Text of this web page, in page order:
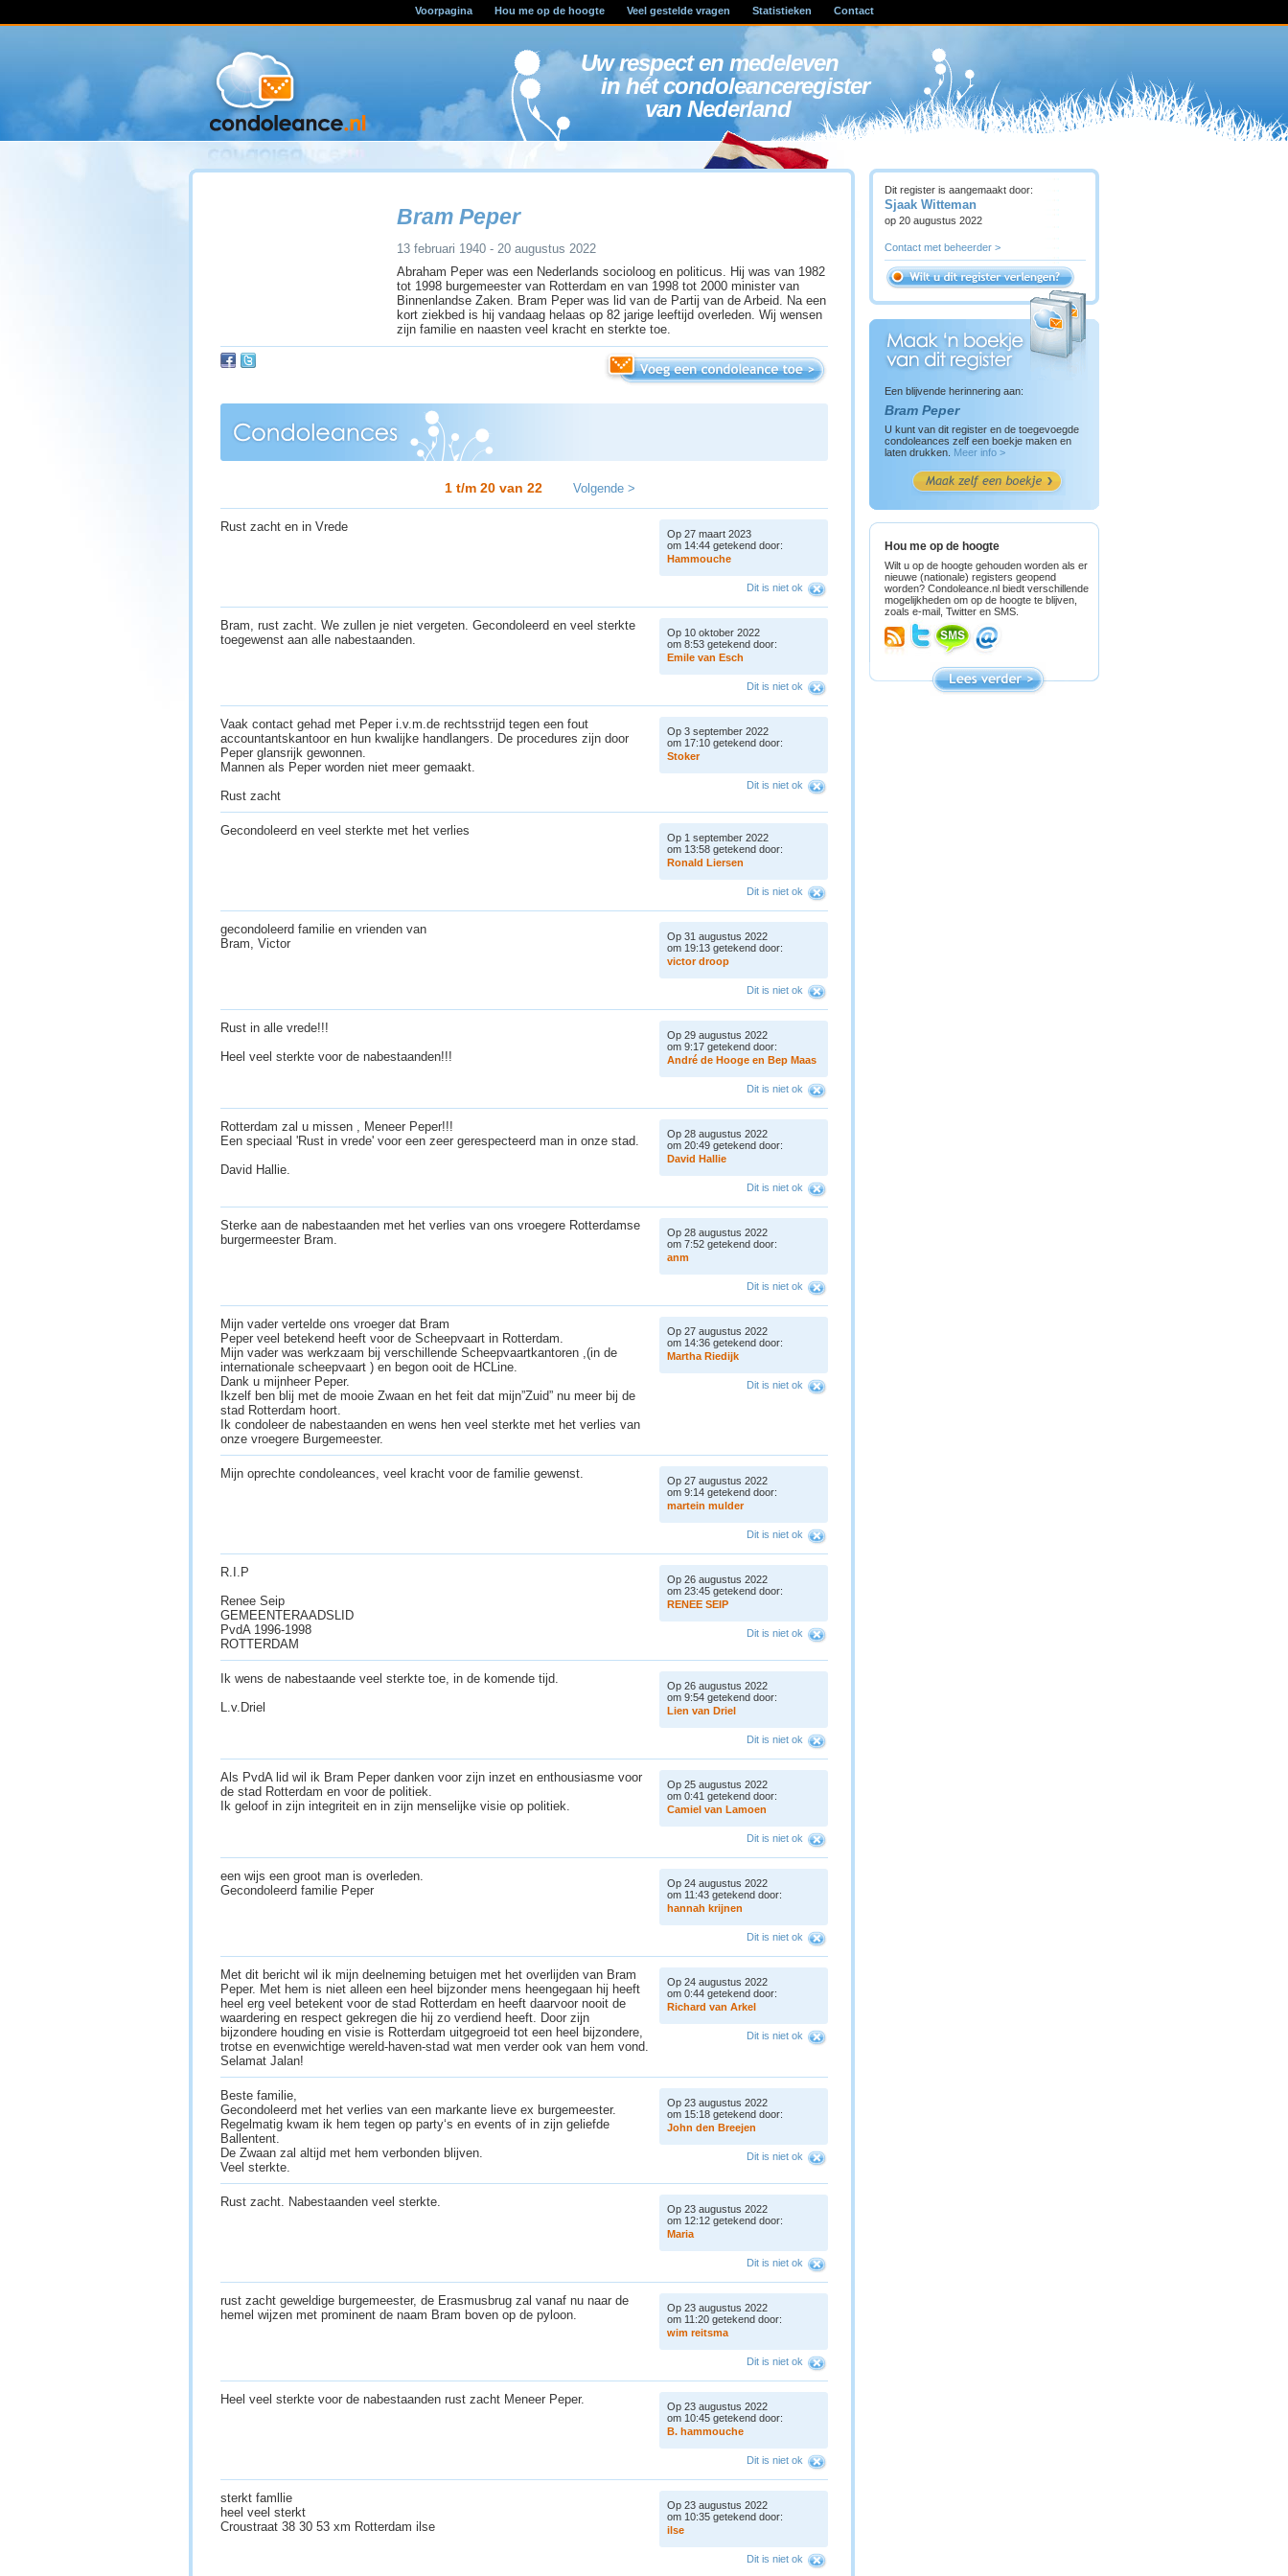
Voorpagina Hou me op de hoogte Veel gestelde vragen Statistieken Contact
Uw respect en medeleven
in hét condoleanceregister
van Nederland
Bram Peper
13 februari 1940 - 20 augustus 2022
Abraham Peper was een Nederlands socioloog en politicus. Hij was van 1982
tot 1998 burgemeester van Rotterdam en van 1998 tot 2000 minister van
Binnenlandse Zaken. Bram Peper was lid van de Partij van de Arbeid. Na een
kort ziekbed is hij vandaag helaas op 82 jarige leeftijd overleden. Wij wensen
zijn familie en naasten veel kracht en sterkte toe.
1 t/m 20 van 22 Volgende >
Rust zacht en in Vrede
Op 27 maart 2023
om 14:44 getekend door:
Hammouche
Dit is niet ok
Bram, rust zacht. We zullen je niet vergeten. Gecondoleerd en veel sterkte
toegewenst aan alle nabestaanden.
Op 10 oktober 2022
om 8:53 getekend door:
Emile van Esch
Dit is niet ok
Vaak contact gehad met Peper i.v.m.de rechtsstrijd tegen een fout
accountantskantoor en hun kwalijke handlangers. De procedures zijn door
Peper glansrijk gewonnen.
Mannen als Peper worden niet meer gemaakt.
Rust zacht
Op 3 september 2022
om 17:10 getekend door:
Stoker
Dit is niet ok
Gecondoleerd en veel sterkte met het verlies
Op 1 september 2022
om 13:58 getekend door:
Ronald Liersen
Dit is niet ok
gecondoleerd familie en vrienden van
Bram, Victor
Op 31 augustus 2022
om 19:13 getekend door:
victor droop
Dit is niet ok
Rust in alle vrede!!!
Heel veel sterkte voor de nabestaanden!!!
Op 29 augustus 2022
om 9:17 getekend door:
André de Hooge en Bep Maas
Dit is niet ok
Rotterdam zal u missen , Meneer Peper!!!
Een speciaal 'Rust in vrede' voor een zeer gerespecteerd man in onze stad.
David Hallie.
Op 28 augustus 2022
om 20:49 getekend door:
David Hallie
Dit is niet ok
Sterke aan de nabestaanden met het verlies van ons vroegere Rotterdamse
burgermeester Bram.
Op 28 augustus 2022
om 7:52 getekend door:
anm
Dit is niet ok
Mijn vader vertelde ons vroeger dat Bram
Peper veel betekend heeft voor de Scheepvaart in Rotterdam.
Mijn vader was werkzaam bij verschillende Scheepvaartkantoren ,(in de
internationale scheepvaart ) en begon ooit de HCLine.
Dank u mijnheer Peper.
Ikzelf ben blij met de mooie Zwaan en het feit dat mijn”Zuid” nu meer bij de
stad Rotterdam hoort.
Ik condoleer de nabestaanden en wens hen veel sterkte met het verlies van
onze vroegere Burgemeester.
Op 27 augustus 2022
om 14:36 getekend door:
Martha Riedijk
Dit is niet ok
Mijn oprechte condoleances, veel kracht voor de familie gewenst.
Op 27 augustus 2022
om 9:14 getekend door:
martein mulder
Dit is niet ok
R.I.P
Renee Seip
GEMEENTERAADSLID
PvdA 1996-1998
ROTTERDAM
Op 26 augustus 2022
om 23:45 getekend door:
RENEE SEIP
Dit is niet ok
Ik wens de nabestaande veel sterkte toe, in de komende tijd.
L.v.Driel
Op 26 augustus 2022
om 9:54 getekend door:
Lien van Driel
Dit is niet ok
Als PvdA lid wil ik Bram Peper danken voor zijn inzet en enthousiasme voor
de stad Rotterdam en voor de politiek.
Ik geloof in zijn integriteit en in zijn menselijke visie op politiek.
Op 25 augustus 2022
om 0:41 getekend door:
Camiel van Lamoen
Dit is niet ok
een wijs een groot man is overleden.
Gecondoleerd familie Peper
Op 24 augustus 2022
om 11:43 getekend door:
hannah krijnen
Dit is niet ok
Met dit bericht wil ik mijn deelneming betuigen met het overlijden van Bram
Peper. Met hem is niet alleen een heel bijzonder mens heengegaan hij heeft
heel erg veel betekent voor de stad Rotterdam en heeft daarvoor nooit de
waardering en respect gekregen die hij zo verdiend heeft. Door zijn
bijzondere houding en visie is Rotterdam uitgegroeid tot een heel bijzondere,
trotse en evenwichtige wereld-haven-stad wat men verder ook van hem vond.
Selamat Jalan!
Op 24 augustus 2022
om 0:44 getekend door:
Richard van Arkel
Dit is niet ok
Beste familie,
Gecondoleerd met het verlies van een markante lieve ex burgemeester.
Regelmatig kwam ik hem tegen op party‘s en events of in zijn geliefde
Ballentent.
De Zwaan zal altijd met hem verbonden blijven.
Veel sterkte.
Op 23 augustus 2022
om 15:18 getekend door:
John den Breejen
Dit is niet ok
Rust zacht. Nabestaanden veel sterkte.
Op 23 augustus 2022
om 12:12 getekend door:
Maria
Dit is niet ok
rust zacht geweldige burgemeester, de Erasmusbrug zal vanaf nu naar de
hemel wijzen met prominent de naam Bram boven op de pyloon.
Op 23 augustus 2022
om 11:20 getekend door:
wim reitsma
Dit is niet ok
Heel veel sterkte voor de nabestaanden rust zacht Meneer Peper.
Op 23 augustus 2022
om 10:45 getekend door:
B. hammouche
Dit is niet ok
sterkt famllie
heel veel sterkt
Croustraat 38 30 53 xm Rotterdam ilse
Op 23 augustus 2022
om 10:35 getekend door:
ilse
Dit is niet ok
Dit register is aangemaakt door:
Sjaak Witteman
op 20 augustus 2022
Contact met beheerder >
Een blijvende herinnering aan:
Bram Peper
U kunt van dit register en de toegevoegde
condoleances zelf een boekje maken en
laten drukken.
Meer info >
Hou me op de hoogte
Wilt u op de hoogte gehouden worden als er
nieuwe (nationale) registers geopend
worden? Condoleance.nl biedt verschillende
mogelijkheden om op de hoogte te blijven,
zoals e-mail, Twitter en SMS.